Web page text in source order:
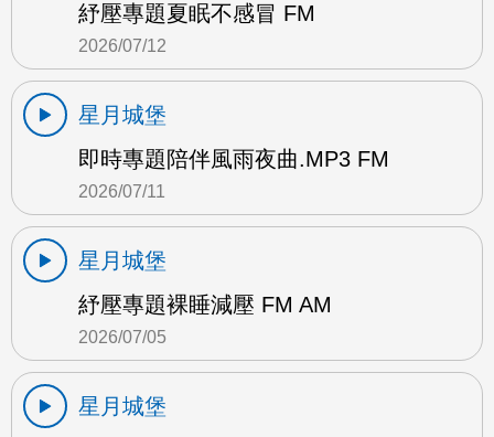
紓壓專題夏眠不感冒 FM
2026/07/12
星月城堡
即時專題陪伴風雨夜曲.MP3 FM
2026/07/11
星月城堡
紓壓專題裸睡減壓 FM AM
2026/07/05
星月城堡